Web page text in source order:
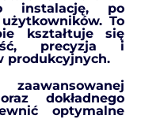
instalację, po
To
kształtuje się
precyzja i
produkcyjnych.
dokładnego
optymalne